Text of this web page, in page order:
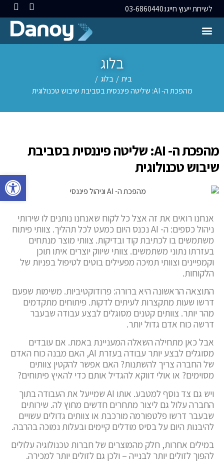
פתח
לשיחת ייעוץ חייגו:03-6860440
בלוג
בית / בלוג /
מהפכת ה- AI: שליטה פיננסית בסביבת שיבוש טכנולוגית
מהפכת ה- AI: שליטה פיננסית בסביבת
שיבוש טכנולוגית
אנחנו רואים את זה אצל כל לקוח שאנחנו נותנים לו שירותי
ניהול כספים: ה- AI נכנס היום כמעט לכל תהליך. צוותי פיתוח
משתמשים בו לכתיבת קוד ובדיקות. צוותי מוצר מנתחים
בעזרתו נתוני משתמשים. צוותי שיווק יוצרים איתו תוכן
וקמפיינים וצוותי תמיכה מפעילים בוטים לטיפול בפניות של
הלקוחות.
התוצאה הראשונה היא ברורה: פרודוקטיביות. משימות שפעם
דרשו שעות מתקצרות לעיתים לדקות. פיתוחים מתקדמים
מהר יותר. צוותים קטנים מסוגלים לבצע עבודה שבעבר
דרשה כוח אדם גדול יותר.
אבל כאן מתחילה השאלה המעניינת באמת. אם עובדים
מסוגלים לבצע יותר עבודה בעזרת AI, האם מבנה כוח האדם
של החברה צריך להשתנות? האם אפשר להקטין צוותים
מסוימים? או אולי דווקא להגדיל אותם כדי להאיץ פיתוחים?
ויש גם צד נוסף למטבע. אותו AI שמייעל את העבודה בתוך
החברה עלול גם ליצור מתחרים חדשים מחוץ לה. שירותים
שבעבר דרשו פלטפורמה מורכבת או צוותים גדולים עשויים
להיבנות היום על בסיס מודלים קיימים ובעלות נמוכה בהרבה.
במילים אחרות, חלק מהמוצרים של חברות טכנולוגיה עלולים
להפוך לזולים יותר לבנייה – ולכן גם לזולים יותר למכירה.